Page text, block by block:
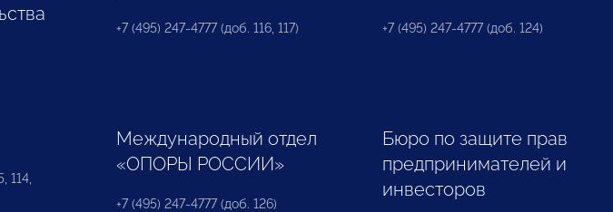
+7 (495) 247-4777 (доб. 116, 117) +7 (495) 247-4777 (доб. 124)
114,
Международный отдел
«ОПОРЫ РОССИИ»
+7 (495) 247-4777 (доб. 126)
Бюро по защите прав
предпринимателей и
инвесторов